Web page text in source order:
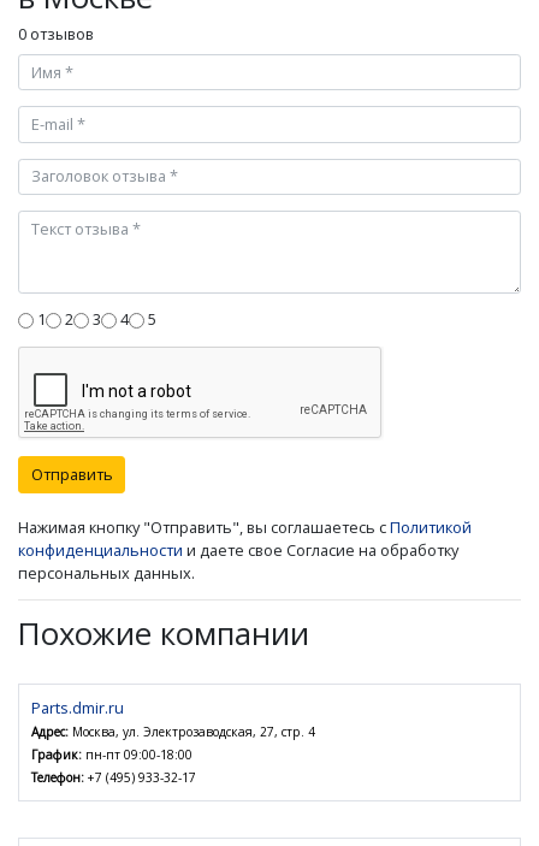
0 отзывов
1 2 3 4 5
Отправить
Нажимая кнопку "Отправить", вы соглашаетесь сПолитикой
конфиденциальности и даете свое Согласие на обработку
персональных данных.
Похожие компании
Parts.dmir.ru
Адрес: Москва, ул. Электрозаводская, 27, стр. 4
График: пн-пт 09:00-18:00
Телефон: +7 (495) 933-32-17